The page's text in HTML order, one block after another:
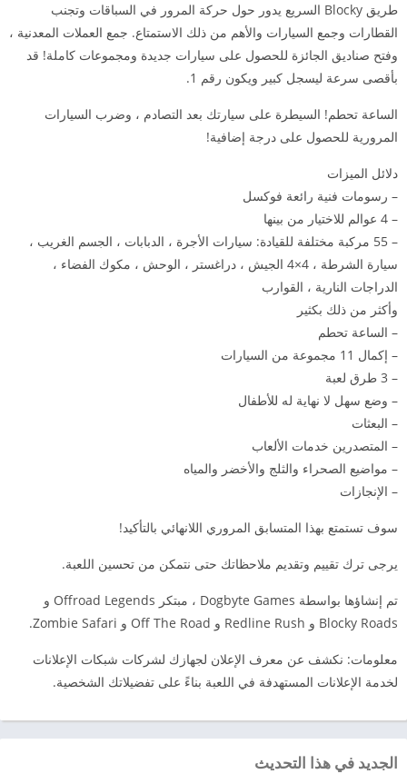
طريق Blocky السريع يدور حول حركة المرور في السباقات وتجنب
القطارات وجمع السيارات والأهم من ذلك الاستمتاع. جمع العملات المعدنية ،
وفتح صناديق الجائزة للحصول على سيارات جديدة ومجموعات كاملة! قد
بأقصى سرعة ليسجل كبير ويكون رقم 1.
الساعة تحطم! السيطرة على سيارتك بعد التصادم ، وضرب السيارات
المرورية للحصول على درجة إضافية!
دلائل الميزات
– رسومات فنية رائعة فوكسل
– 4 عوالم للاختيار من بينها
– 55 مركبة مختلفة للقيادة: سيارات الأجرة ، الدبابات ، الجسم الغريب ،
سيارة الشرطة ، 4×4 الجيش ، دراغستر ، الوحش ، مكوك الفضاء ،
الدراجات النارية ، القوارب
وأكثر من ذلك بكثير
– الساعة تحطم
– إكمال 11 مجموعة من السيارات
– 3 طرق لعبة
– وضع سهل لا نهاية له للأطفال
– البعثات
– المتصدرين خدمات الألعاب
– مواضيع الصحراء والثلج والأخضر والمياه
– الإنجازات
سوف تستمتع بهذا المتسابق المروري اللانهائي بالتأكيد!
يرجى ترك تقييم وتقديم ملاحظاتك حتى نتمكن من تحسين اللعبة.
تم إنشاؤها بواسطة Dogbyte Games ، مبتكر Offroad Legends و
Blocky Roads و Redline Rush و Off The Road و Zombie Safari.
معلومات: نكشف عن معرف الإعلان لجهازك لشركات شبكات الإعلانات
لخدمة الإعلانات المستهدفة في اللعبة بناءً على تفضيلاتك الشخصية.
الجديد في هذا التحديث